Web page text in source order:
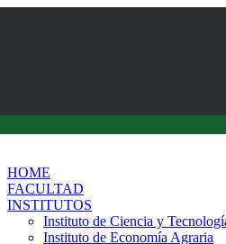
HOME
FACULTAD
INSTITUTOS
Instituto de Ciencia y
Instituto de Economía Agraria